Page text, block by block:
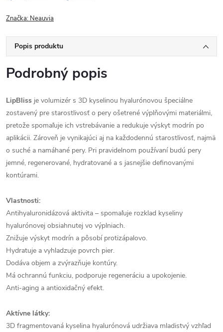
Značka: Neauvia
Popis produktu
Podrobný popis
LipBliss je volumizér s 3D kyselinou hyalurónovou špeciálne
zostavený pre starostlivosť o pery ošetrené výplňovými materiálmi,
pretože spomaľuje ich vstrebávanie a redukuje výskyt modrín po
aplikácii. Zároveň je vynikajúci aj na každodennú starostlivosť, najmä
o suché a namáhané pery. Pri pravidelnom používaní budú pery
jemné, regenerované, hydratované a s jasnejšie definovanými
kontúrami.
Vlastnosti:
Antihyaluronidázová aktivita – spomaľuje rozklad kyseliny
hyalurónovej obsiahnutej vo výplniach.
Znižuje výskyt modrín a pôsobí protizápalovo.
Hydratuje a vyhladzuje povrch pier.
Dodáva objem a zvýrazňuje kontúry.
Má ochrannú funkciu, podporuje regeneráciu a upokojenie.
Anti-aging a antioxidačný efekt.
Aktívne látky:
3D fragmentovaná kyselina hyalurónová udržiava mladistvý vzhľad